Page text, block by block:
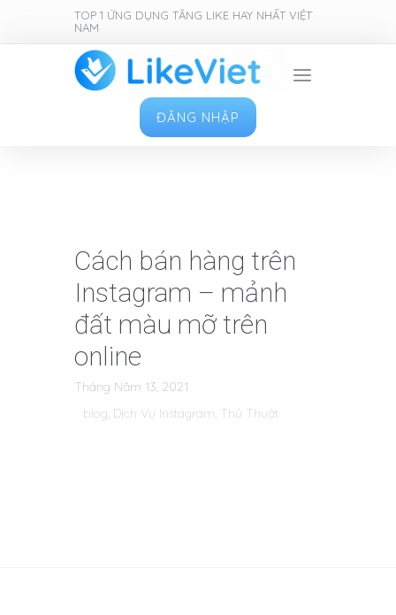
TOP 1 ỨNG DỤNG TĂNG LIKE HAY NHẤT VIỆT
NAM
ĐĂNG NHẬP
Cách bán hàng trên
Instagram – mảnh
đất màu mỡ trên
online
Tháng Năm 13, 2021
blog, Dịch Vụ Instagram, Thủ Thuật